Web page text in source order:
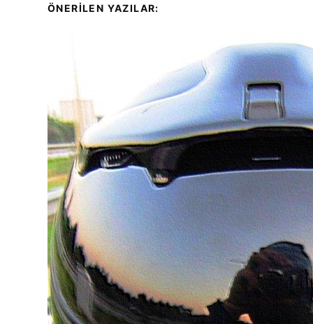
ÖNERİLEN YAZILAR: